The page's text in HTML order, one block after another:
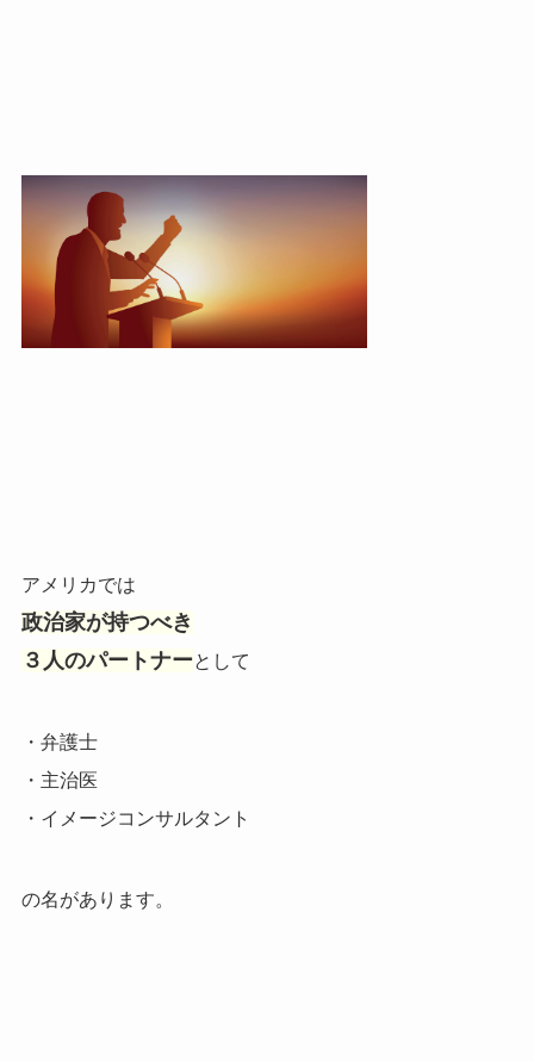
アメリカでは
政治家が持つべき
３人のパートナーとして
・弁護士
・主治医
・イメージコンサルタント
の名があります。